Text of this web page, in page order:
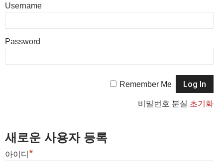
Username
Password
Remember Me
비밀번호 분실 초기화
새로운 사용자 등록
아이디 *